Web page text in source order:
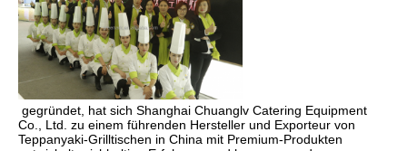
Co., Ltd. zu einem führenden Hersteller und Exporteur von
Teppanyaki-Grilltischen in China mit Premium-Produkten